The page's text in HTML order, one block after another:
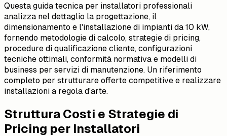
Questa guida tecnica per installatori professionali
analizza nel dettaglio la progettazione, il
dimensionamento e l'installazione di impianti da 10 kW,
fornendo metodologie di calcolo, strategie di pricing,
procedure di qualificazione cliente, configurazioni
tecniche ottimali, conformità normativa e modelli di
business per servizi di manutenzione. Un riferimento
completo per strutturare offerte competitive e realizzare
installazioni a regola d'arte.
Struttura Costi e Strategie di
Pricing per Installatori